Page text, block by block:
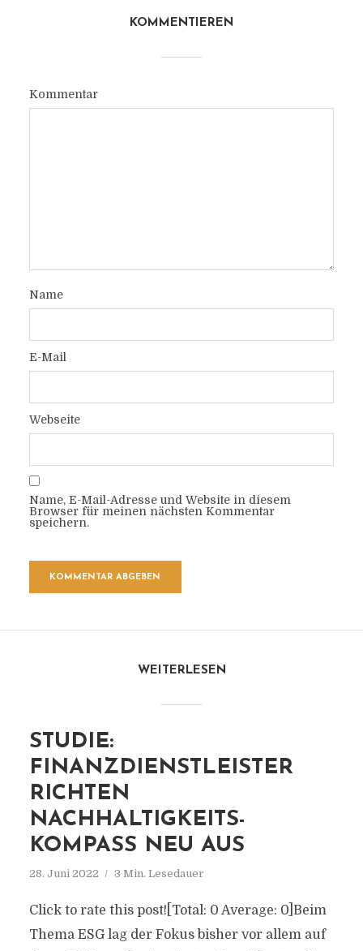
KOMMENTIEREN
Kommentar
Name
E-Mail
Webseite
Name, E-Mail-Adresse und Website in diesem
Browser für meinen nächsten Kommentar
speichern.
WEITERLESEN
STUDIE:
FINANZDIENSTLEISTER
RICHTEN
NACHHALTIGKEITS-
KOMPASS NEU AUS
28. Juni 2022 3 Min. Lesedauer
Click to rate this post![Total: 0 Average: 0]Beim
Thema ESG lag der Fokus bisher vor allem auf